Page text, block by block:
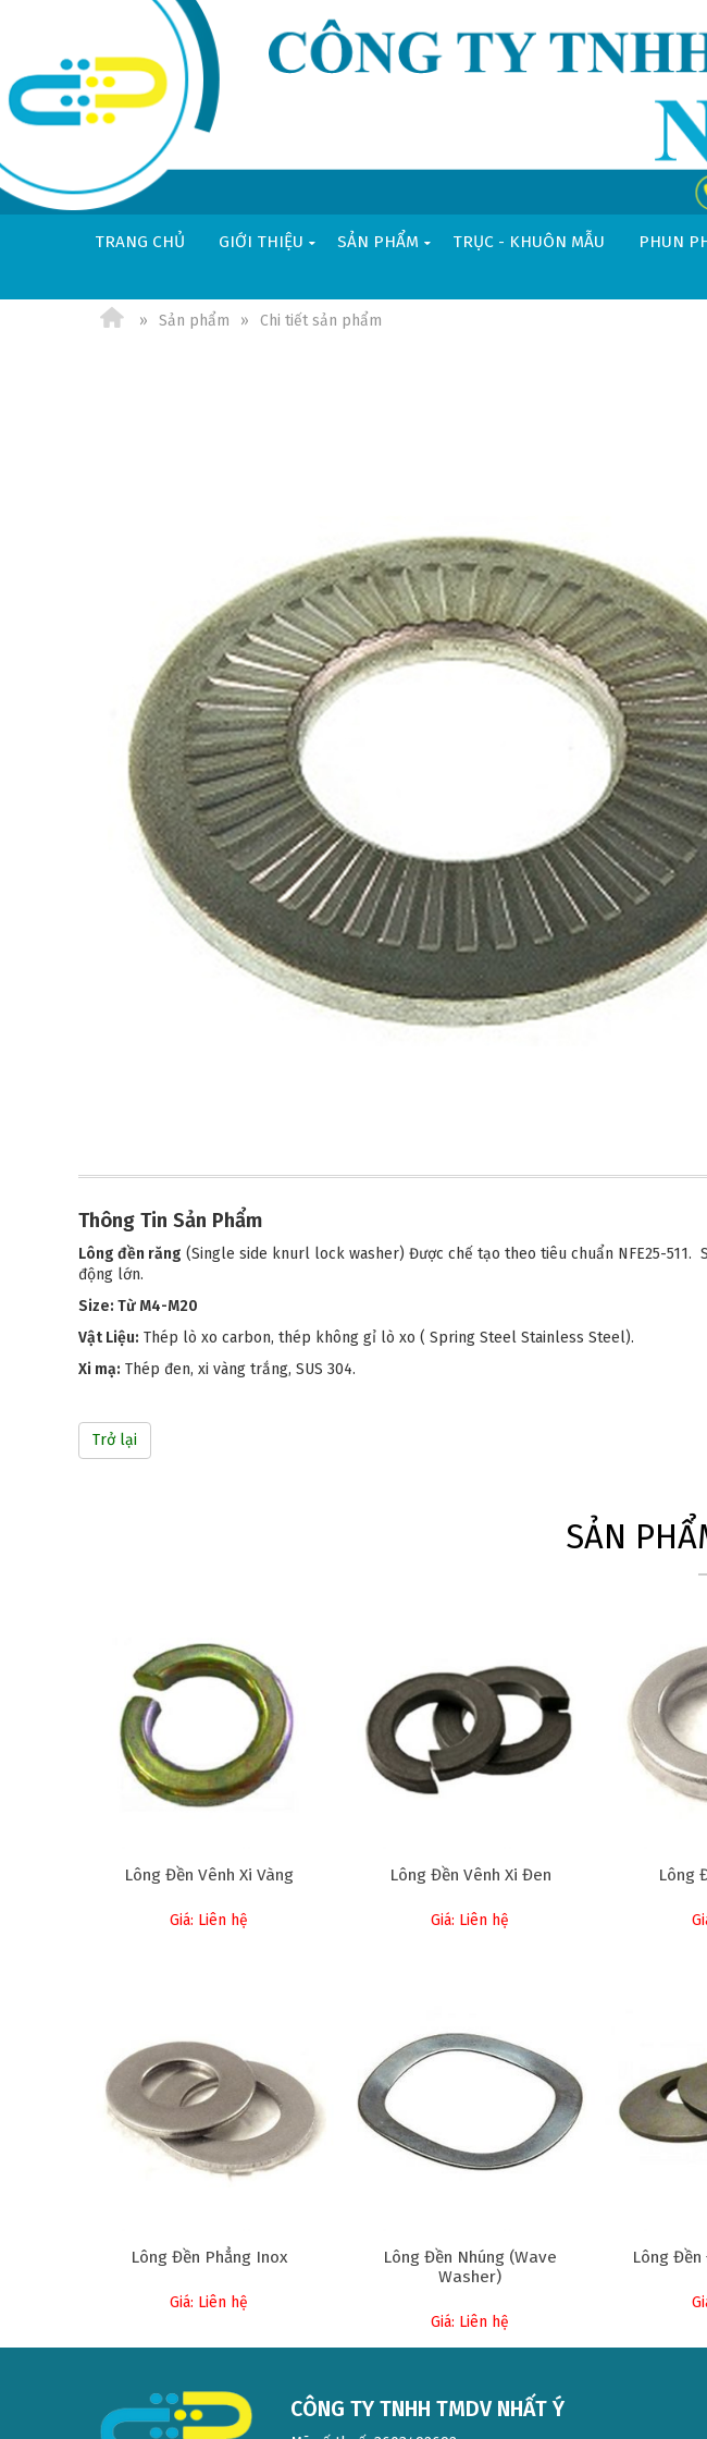
TRANG CHỦ GIỚI THIỆU SẢN PHẨM TRỤC - KHUÔN MẪU PHUN
Sản phẩm Chi tiết sản phẩm
Thông Tin Sản Phẩm
Lông đền răng (Single side knurl lock washer) Được chế tạo theo tiêu chuẩn NFE25-
động lớn.
Size: Từ M4-M20
Vật Liệu: Thép lò xo carbon, thép không gỉ lò xo ( Spring Steel Stainless Steel).
Xi mạ: Thép đen, xi vàng trắng, SUS 304.
Trở lại
SẢN
Lông Đền Vênh Xi Vàng
Giá: Liên hệ
Lông Đền Vênh Xi Đen
Giá: Liên hệ
Lông
Lông Đền Phẳng Inox
Giá: Liên hệ
Lông Đền Nhúng (Wave
Washer)
Giá: Liên hệ
Lông
CÔNG TY TNHH TMDV NHẤT Ý